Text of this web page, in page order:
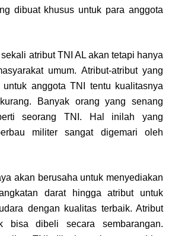
dibuat khusus untuk para anggota
atribut TNI AL akan tetapi hanya
umum. Atribut-atribut yang
untuk anggota TNI tentu kualitasnya
Banyak orang yang senang
seorang TNI. Hal inilah yang
militer sangat digemari oleh
akan berusaha untuk menyediakan
darat hingga atribut untuk
dengan kualitas terbaik. Atribut
bisa dibeli secara sembarangan.